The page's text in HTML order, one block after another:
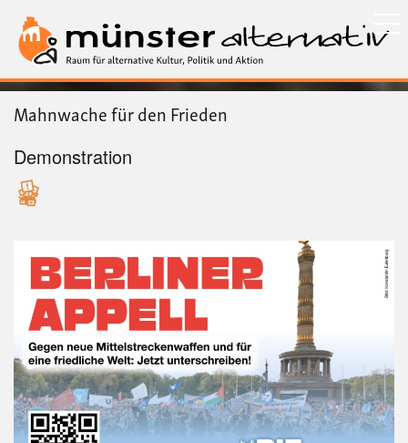
zum
Inhalt
Mahnwache für den Frieden
Demonstration